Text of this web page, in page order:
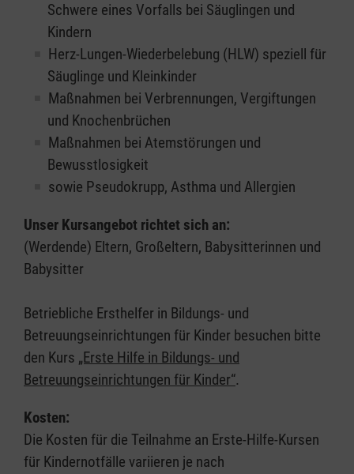
Schwere eines Vorfalls bei Säuglingen und
Kindern
Herz-Lungen-Wiederbelebung (HLW) speziell für
Säuglinge und Kleinkinder
Maßnahmen bei Verbrennungen, Vergiftungen
und Knochenbrüchen
Maßnahmen bei Atemstörungen und
Bewusstlosigkeit
sowie Pseudokrupp, Asthma und Allergien
Unser Kursangebot richtet sich an:
(Werdende) Eltern, Großeltern, Babysitterinnen und
Babysitter
Betriebliche Ersthelfer in Bildungs- und
Betreuungseinrichtungen für Kinder besuchen bitte
den Kurs „Erste Hilfe in Bildungs- und
Betreuungseinrichtungen für Kinder“.
Kosten:
Die Kosten für die Teilnahme an Erste-Hilfe-Kursen
für Kindernotfälle variieren je nach